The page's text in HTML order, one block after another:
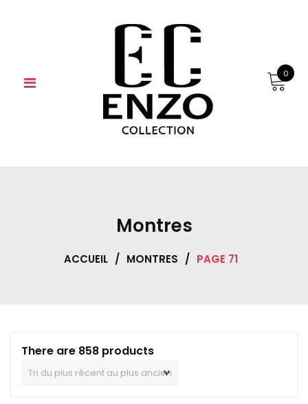
0
Montres
ACCUEIL / MONTRES / PAGE 71
There are 858 products